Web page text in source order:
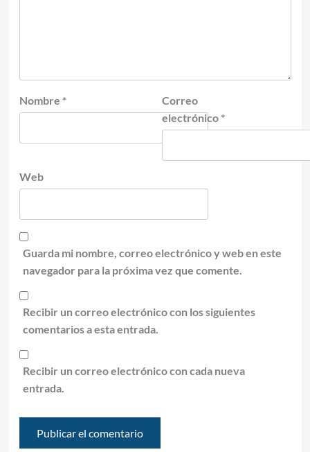
Nombre *
Correo
electrónico *
Web
Guarda mi nombre, correo electrónico y web en este
navegador para la próxima vez que comente.
Recibir un correo electrónico con los siguientes
comentarios a esta entrada.
Recibir un correo electrónico con cada nueva
entrada.